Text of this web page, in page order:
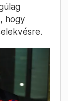
hogy